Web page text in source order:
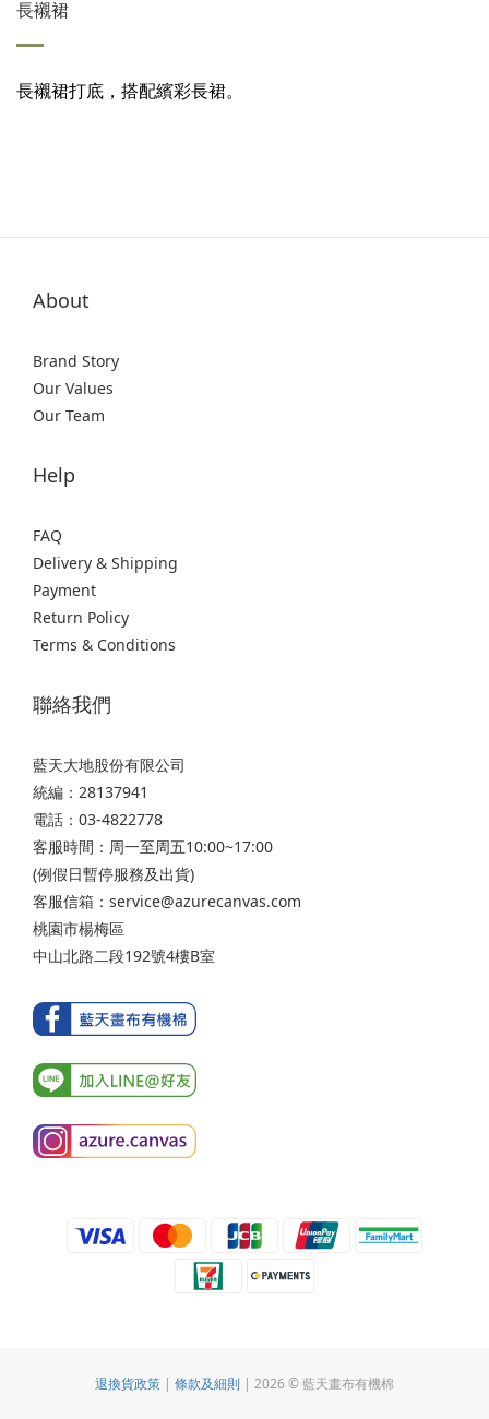
長襯裙
長襯裙打底，搭配繽彩長裙。
About
Brand Story
Our Values
Our Team
Help
FAQ
Delivery & Shipping
Payment
Return Policy
Terms & Conditions
聯絡我們
藍天大地股份有限公司
統編：28137941
電話：03-4822778
客服時間：周一至周五10:00~17:00
(例假日暫停服務及出貨)
客服信箱：service@azurecanvas.com
桃園市楊梅區
中山北路二段192號4樓B室
退換貨政策 | 條款及細則 | 2026 © 藍天畫布有機棉